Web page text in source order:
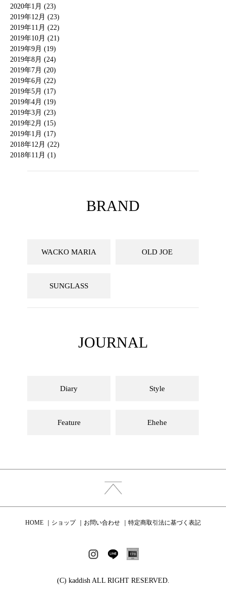
2020年1月 (23)
2019年12月 (23)
2019年11月 (22)
2019年10月 (21)
2019年9月 (19)
2019年8月 (24)
2019年7月 (20)
2019年6月 (22)
2019年5月 (17)
2019年4月 (19)
2019年3月 (23)
2019年2月 (15)
2019年1月 (17)
2018年12月 (22)
2018年11月 (1)
BRAND
WACKO MARIA OLD JOE
SUNGLASS
JOURNAL
Diary Style
Feature Ehehe
HOME ショップ お問い合わせ 特定商取引法に基づく表記
(C) kaddish ALL RIGHT RESERVED.